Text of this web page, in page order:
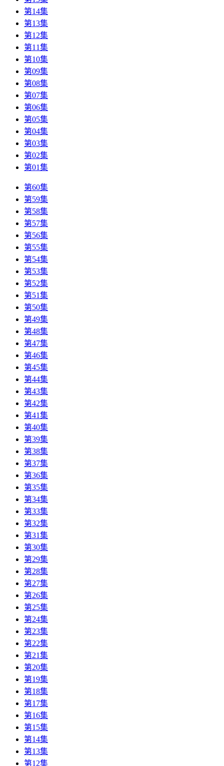
第14集
第13集
第12集
第11集
第10集
第09集
第08集
第07集
第06集
第05集
第04集
第03集
第02集
第01集
第60集
第59集
第58集
第57集
第56集
第55集
第54集
第53集
第52集
第51集
第50集
第49集
第48集
第47集
第46集
第45集
第44集
第43集
第42集
第41集
第40集
第39集
第38集
第37集
第36集
第35集
第34集
第33集
第32集
第31集
第30集
第29集
第28集
第27集
第26集
第25集
第24集
第23集
第22集
第21集
第20集
第19集
第18集
第17集
第16集
第15集
第14集
第13集
第12集